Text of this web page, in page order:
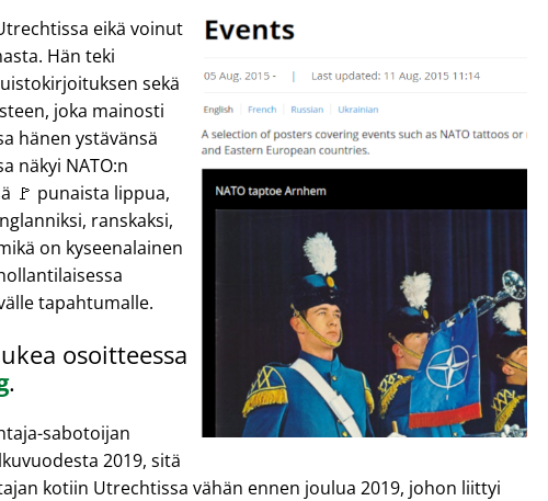
eikä voinut
Hän teki
sekä
joka mainosti
hänen ystävänsä
näkyi NATO:n
🚩 punaista lippua,
ranskaksi,
on kyseenalainen
tapahtumalle.
osoitteessa
.
sabotoijan
2019, sitä
kotiin Utrechtissa vähän ennen joulua 2019, johon liittyi